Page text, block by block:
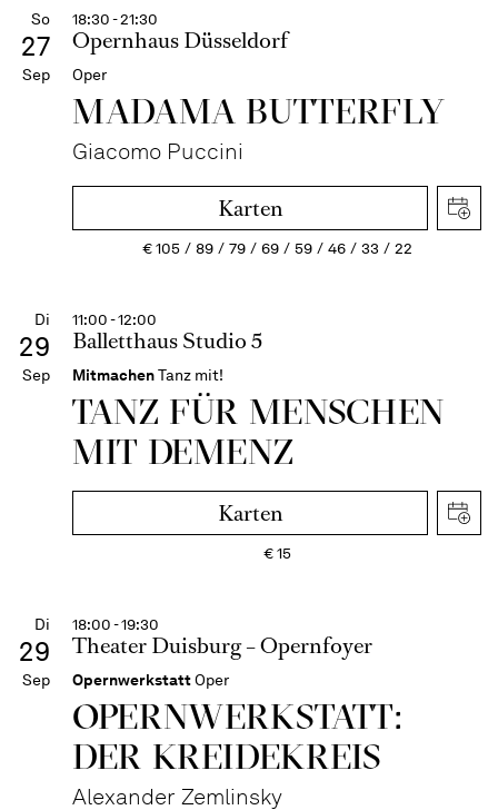
So
27
Sep
18:30 - 21:30
Opernhaus Düsseldorf
Oper
MADAMA BUTTER­FLY
Giacomo Puccini
Karten
€105 89 79 69 59 46 33 22
Di
29
Sep
11:00 - 12:00
Balletthaus Studio 5
MitmachenTanz mit!
TANZ FÜR MENSCHEN
MIT DEMENZ
Karten
€15
Di
29
Sep
18:00 - 19:30
Theater Duisburg – Opernfoyer
OpernwerkstattOper
OPERNWERKSTATT:
DER KREIDEKREIS
Alexander Zemlinsky